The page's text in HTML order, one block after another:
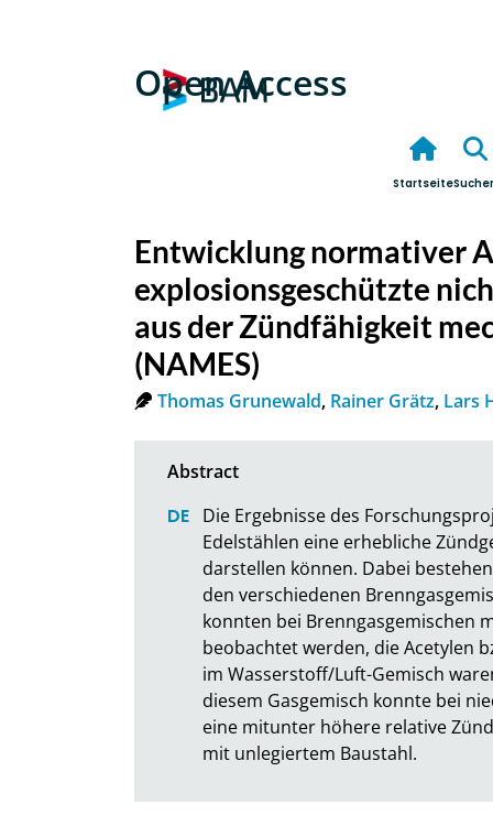
Open Access
Startseite
Entwicklung normativer
explosionsgeschützte
aus der Zündfähigkeit
(NAMES)
Thomas Grunewald, Rainer Grätz, Lars
Die Ergebnisse des
Edelstählen eine erhebliche
darstellen können. Dabei
den verschiedenen
konnten bei Brenngasgemischen
beobachtet werden, die Acetylen
im Wasserstoff/Luft-Gemisch
diesem Gasgemisch konnte bei
eine mitunter höhere relative
mit unlegiertem Baustahl.